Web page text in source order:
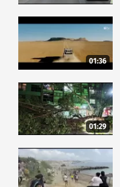
01:36
01:29